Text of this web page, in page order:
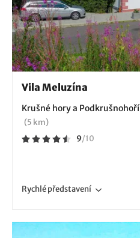
Vila Meluzína
Krušné hory a Podkrušnohoří
(5 km)
9/10
Rychlépředstavení